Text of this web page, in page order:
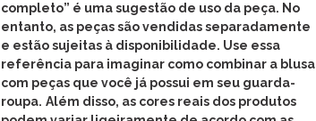
completo” é uma sugestão de uso da peça. No
entanto, as peças são vendidas separadamente
e estão sujeitas à disponibilidade. Use essa
referência para imaginar como combinar a blusa
com peças que você já possui em seu guarda-
roupa. Além disso, as cores reais dos produtos